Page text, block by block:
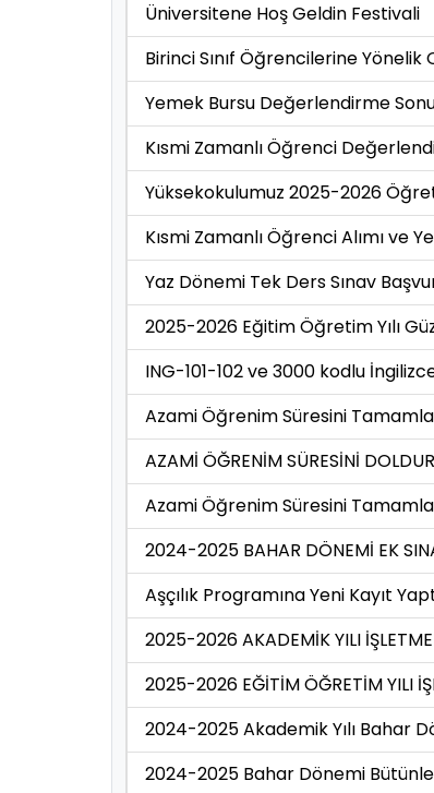
Üniversitene Hoş Geldin Festivali
Birinci Sınıf Öğrencilerine Yönelik
Yemek Bursu Değerlendirme
Kısmi Zamanlı Öğrenci
Yüksekokulumuz 2025-2026
Kısmi Zamanlı Öğrenci Alımı ve
Yaz Dönemi Tek Ders Sınav
2025-2026 Eğitim Öğretim Yılı
ING-101-102 ve 3000 kodlu
Azami Öğrenim Süresini
AZAMİ ÖĞRENİM SÜRESİNİ
Azami Öğrenim Süresini
2024-2025 BAHAR DÖNEMİ EK
Aşçılık Programına Yeni Kayıt
2025-2026 AKADEMİK YILI
2025-2026 EĞİTİM ÖĞRETİM YILI
2024-2025 Akademik Yılı Bahar
2024-2025 Bahar Dönemi